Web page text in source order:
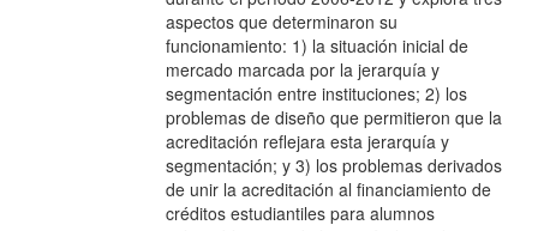
aspectos que determinaron su
funcionamiento: 1) la situación inicial de
mercado marcada por la jerarquía y
segmentación entre instituciones; 2) los
problemas de diseño que permitieron que la
acreditación reflejara esta jerarquía y
segmentación; y 3) los problemas derivados
de unir la acreditación al financiamiento de
créditos estudiantiles para alumnos